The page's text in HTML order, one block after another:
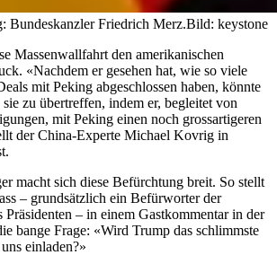
Bundeskanzler Friedrich Merz.Bild: keystone
Massenwallfahrt den amerikanischen
«Nachdem er gesehen hat, wie so viele
mit Peking abgeschlossen haben, könnte
zu übertreffen, indem er, begleitet von
mit Peking einen noch grossartigeren
der China-Experte Michael Kovrig in
macht sich diese Befürchtung breit. So stellt
– grundsätzlich ein Befürworter der
– in einem Gastkommentar in der
bange Frage: «Wird Trump das schlimmste
einladen?»